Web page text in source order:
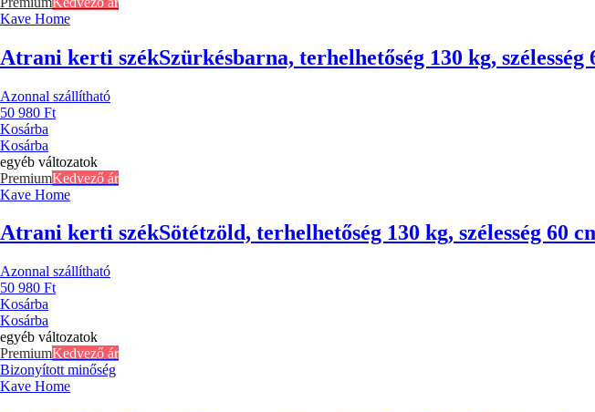
Kave Home
Atrani kerti székSzürkésbarna, terhelhetőség 130 kg,
Azonnal szállítható
50 980 Ft
Kosárba
Kosárba
egyéb változatok
PremiumKedvező ár
Kave Home
Atrani kerti székSötétzöld, terhelhetőség 130 kg, szélesség 60
Azonnal szállítható
50 980 Ft
Kosárba
Kosárba
egyéb változatok
PremiumKedvező ár
Bizonyított minőség
Kave Home